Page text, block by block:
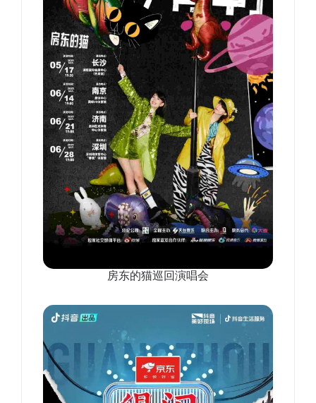
房东的猫巡回演唱会